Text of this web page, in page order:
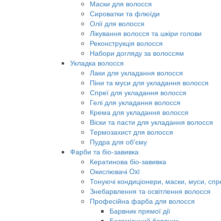
Маски для волосся
Сироватки та флюїди
Олії для волосся
Лікування волосся та шкіри голови
Реконструкція волосся
Набори догляду за волоссям
Укладка волосся
Лаки для укладання волосся
Піни та муси для укладання волосся
Спреї для укладання волосся
Гелі для укладання волосся
Крема для укладання волосся
Віски та пасти для укладання волосся
Термозахист для волосся
Пудра для об'єму
Фарби та біо-завивка
Кератинова біо-завивка
Окислювачі Oxi
Тонуючі кондиціонери, маски, муси,
Знебарвлення та освітлення волосся
Професійна фарба для волосся
Барвник прямої дії